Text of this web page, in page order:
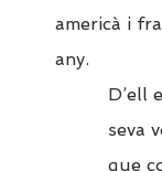
americà i
any.
D’ell
seva
que